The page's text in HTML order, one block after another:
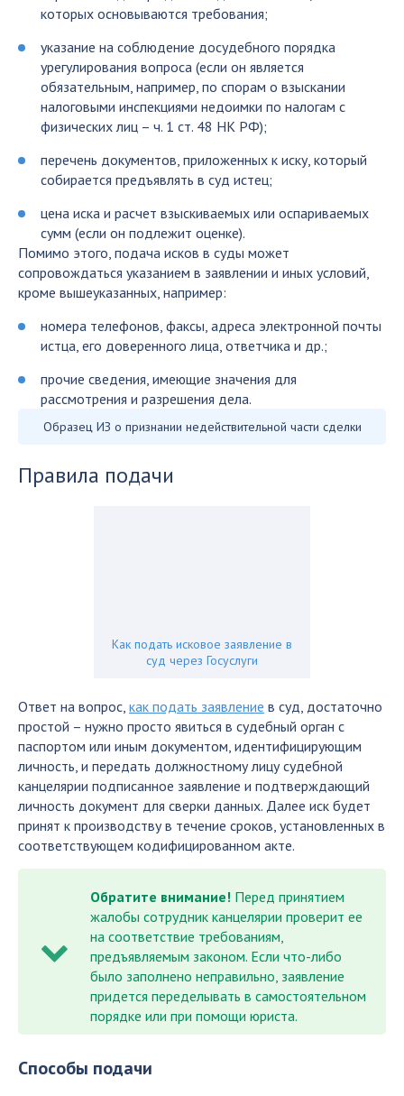
которых основываются требования;
указание на соблюдение досудебного порядка
урегулирования вопроса (если он является
обязательным, например, по спорам о взыскании
налоговыми инспекциями недоимки по налогам с
физических лиц – ч. 1 ст. 48 НК РФ);
перечень документов, приложенных к иску, который
собирается предъявлять в суд истец;
цена иска и расчет взыскиваемых или оспариваемых
сумм (если он подлежит оценке).
Помимо этого, подача исков в суды может
сопровождаться указанием в заявлении и иных условий,
кроме вышеуказанных, например:
номера телефонов, факсы, адреса электронной почты
истца, его доверенного лица, ответчика и др.;
прочие сведения, имеющие значения для
рассмотрения и разрешения дела.
Образец ИЗ о признании недействительной части сделки
Правила подачи
Как подать исковое заявление в
суд через Госуслуги
Ответ на вопрос, как подать заявление в суд, достаточно
простой – нужно просто явиться в судебный орган с
паспортом или иным документом, идентифицирующим
личность, и передать должностному лицу судебной
канцелярии подписанное заявление и подтверждающий
личность документ для сверки данных. Далее иск будет
принят к производству в течение сроков, установленных в
соответствующем кодифицированном акте.
Обратите внимание! Перед принятием
жалобы сотрудник канцелярии проверит ее
на соответствие требованиям,
предъявляемым законом. Если что-либо
было заполнено неправильно, заявление
придется переделывать в самостоятельном
порядке или при помощи юриста.
Способы подачи